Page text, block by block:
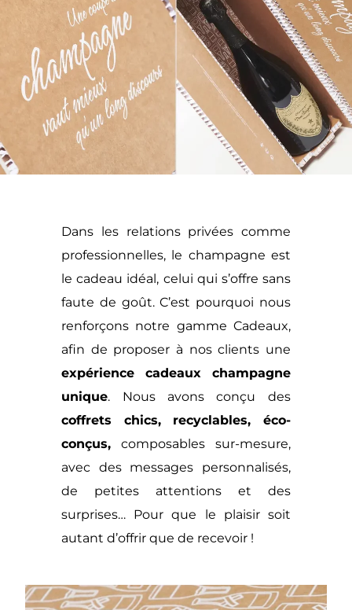
Dans les relations privées comme
professionnelles, le champagne est
le cadeau idéal, celui qui s’offre sans
faute de goût. C’est pourquoi nous
renforçons notre gamme Cadeaux,
afin de proposer à nos clients une
expérience cadeaux champagne
unique. Nous avons conçu des
coffrets chics, recyclables, éco-
conçus, composables sur-mesure,
avec des messages personnalisés,
de petites attentions et des
surprises… Pour que le plaisir soit
autant d’offrir que de recevoir !